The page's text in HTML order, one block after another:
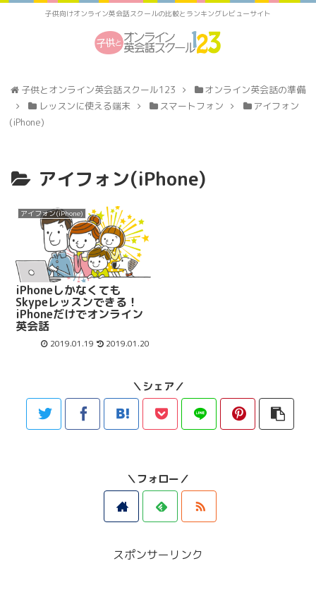
子供向けオンライン英会話スクールの比較とランキングレビューサイト
子供とオンライン英会話スクール123
オンライン英会話の準備
レッスンに使える端末
スマートフォン
アイフォン
(iPhone)
アイフォン(iPhone)
アイフォン(iPhone)
iPhoneしかなくても
Skypeレッスンできる！
iPhoneだけでオンライン
英会話
2019.01.19 2019.01.20
＼シェア／
＼フォロー／
スポンサーリンク